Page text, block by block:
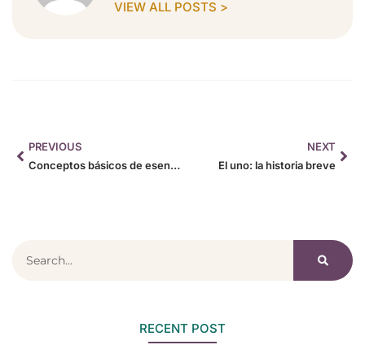
VIEW ALL POSTS >
PREVIOUS
Conceptos básicos de esencialidad: integración, transparencia
NEXT
El uno: la historia breve
RECENT POST